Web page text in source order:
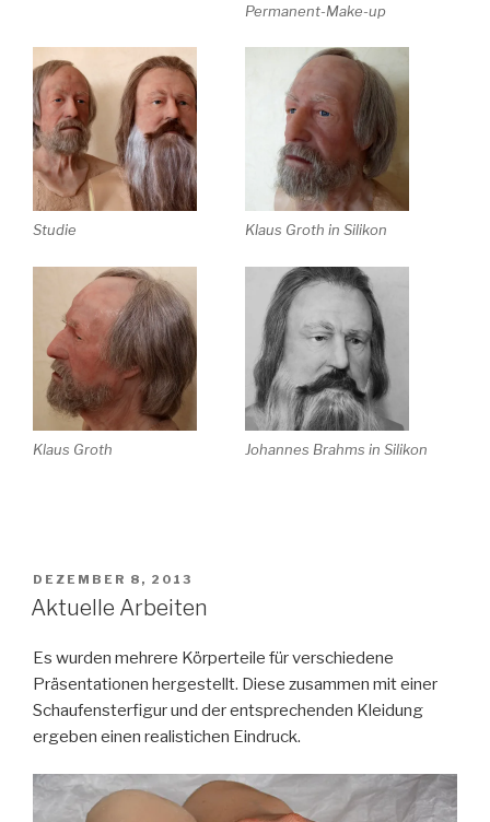
Permanent-Make-up
Studie Klaus Groth in Silikon
Klaus Groth Johannes Brahms in Silikon
VERÖFFENTLICHT
AM
DEZEMBER 8, 2013
Aktuelle Arbeiten
Es wurden mehrere Körperteile für verschiedene
Präsentationen hergestellt. Diese zusammen mit einer
Schaufensterfigur und der entsprechenden Kleidung
ergeben einen realistichen Eindruck.